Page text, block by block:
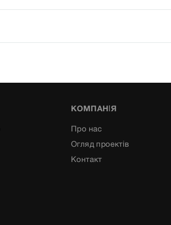
КОМПАНІЯ
Про нас
Огляд проектів
Контакт